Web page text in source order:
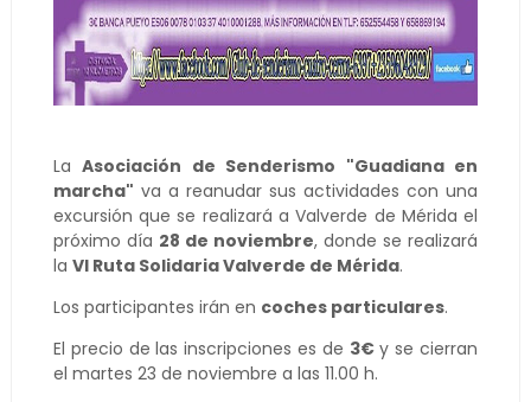
LaAsociación de Senderismo "Guadiana en
marcha" va a reanudar sus actividades con una
excursión que se realizará a Valverde de Mérida el
próximo día 28 de noviembre, donde se realizará
la VI Ruta Solidaria Valverde de Mérida.
Los participantes irán en coches particulares.
El precio de las inscripciones es de 3€y se cierran
el martes 23 de noviembre a las 11.00 h.